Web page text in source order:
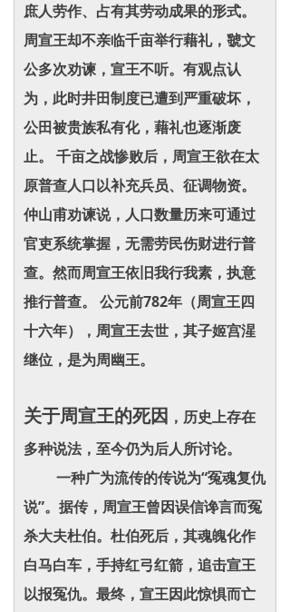
庶人劳作、占有其劳动成果的形式。
周宣王却不亲临千亩举行藉礼，虢文
公多次劝谏，宣王不听。有观点认
为，此时井田制度已遭到严重破坏，
公田被贵族私有化，藉礼也逐渐废
止。 千亩之战惨败后，周宣王欲在太
原普查人口以补充兵员、征调物资。
仲山甫劝谏说，人口数量历来可通过
官吏系统掌握，无需劳民伤财进行普
查。然而周宣王依旧我行我素，执意
推行普查。 公元前782年（周宣王四
十六年），周宣王去世，其子姬宫湦
继位，是为周幽王。
关于周宣王的死因 ，历史上存在
多种说法，至今仍为后人所讨论。
一种广为流传的传说为“冤魂复仇
说”。据传，周宣王曾因误信谗言而冤
杀大夫杜伯。杜伯死后，其魂魄化作
白马白车，手持红弓红箭，追击宣王
以报冤仇。最终，宣王因此惊惧而亡